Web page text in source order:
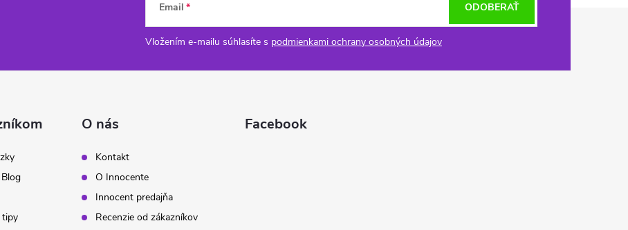
Email
Vložením e-mailu súhlasíte s podmienkami ochrany osobných údajov
ODOBERAŤ
tipy
O nás
Kontakt
O Innocente
Innocent predajňa
Recenzie od zákazníkov
Facebook